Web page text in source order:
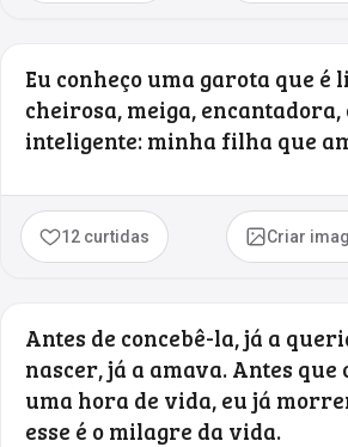
Eu conheço uma garota que é
cheirosa, meiga,
inteligente: minha filha que
12 curtidas Criar
Antes de concebê-la, já a
nascer, já a amava. Antes que
uma hora de vida, eu já
esse é o milagre da vida.